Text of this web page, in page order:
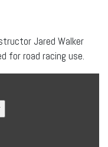
Jared Walker
for road racing use.